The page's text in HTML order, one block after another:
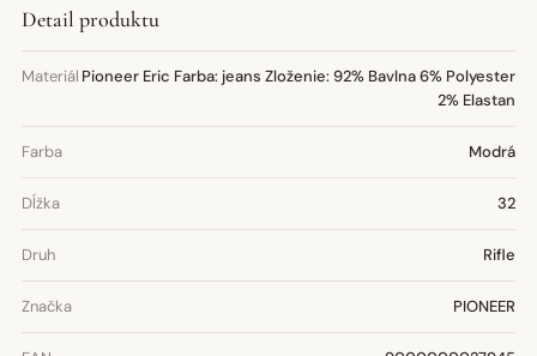
Detail produktu
Materiál Pioneer Eric Farba: jeans Zloženie: 92% Bavlna 6% Polyester
2% Elastan
Farba Modrá
Dĺžka 32
Druh Rifle
Značka PIONEER